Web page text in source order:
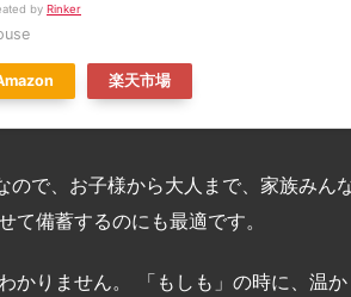
by Rinker
楽天市場
ので、お子様から大人まで、家族みん
て備蓄するのにも最適です。
かりません。 「もしも」の時に、温